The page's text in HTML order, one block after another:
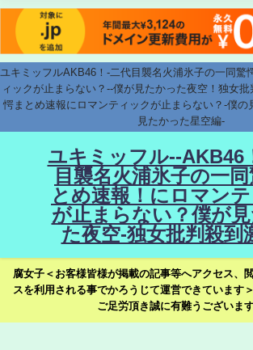
ユキミッフルAKB46！-二代目襲名火浦氷子の一同驚
ィックが止まらない？--僕が見たかった夜空！独女
愕まとめ速報にロマンティックが止まらない？-僕の
見たかった星空編-
ユキミッフル--AKB46
目襲名火浦氷子の一同
とめ速報！にロマン
が止まらない？僕が
た夜空-独女批判殺到
腐女子＜お客様皆様が掲載の記事等へアクセス、
スを利用される事でかろうじて運営できています
ご足労頂き誠に有難うございます